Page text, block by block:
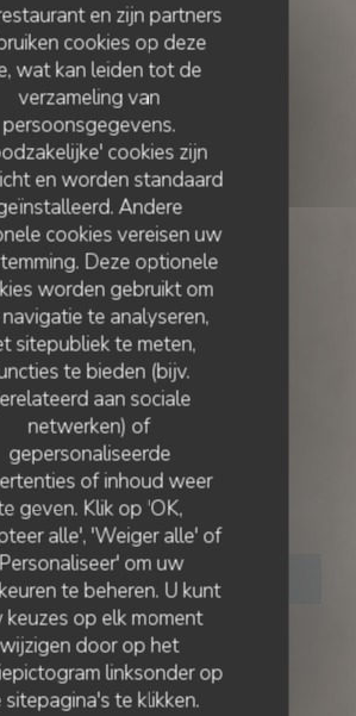
en zijn partners
cookies op deze
wat kan leiden tot de
verzameling van
persoonsgegevens.
cookies zijn
en worden standaard
Andere
cookies vereisen uw
Deze optionele
worden gebruikt om
te analyseren,
sitepubliek te meten,
te bieden (bijv.
aan sociale
netwerken) of
gepersonaliseerde
of inhoud weer
geven. Klik op 'OK,
alle', 'Weiger alle' of
om uw
te beheren. U kunt
keuzes op elk moment
wijzigen door op het
linksonder op
sitepagina's te klikken.
• LISBOA
RESERVEER EEN TAFEL